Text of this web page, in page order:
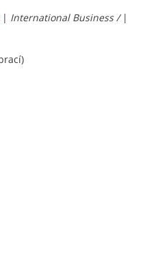
| International Business / |